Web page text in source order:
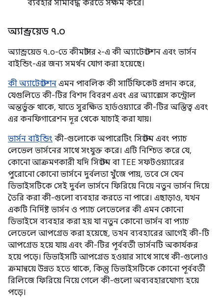
ব্যবহার সীমাবদ্ধ করতে সক্ষম করে।
অ্যান্ড্রয়েড ৭.০
অ্যান্ড্রয়েড ৭.০-তে কীমাস্টার ২-এ কী অ্যাটেস্টেশন এবং ভার্সন
বাইন্ডিং-এর জন্য সমর্থন যোগ করা হয়েছে।
কী অ্যাটেস্টেশন এমন পাবলিক কী সার্টিফিকেট প্রদান করে,
যেগুলিতে কী-টির বিশদ বিবরণ এবং এর অ্যাক্সেস কন্ট্রোল
অন্তর্ভুক্ত থাকে, যাতে সুরক্ষিত হার্ডওয়্যারে কী-টির অস্তিত্ব এবং
এর কনফিগারেশন দূর থেকে যাচাই করা যায়।
ভার্সন বাইন্ডিং কী-গুলোকে অপারেটিং সিস্টেম এবং প্যাচ
লেভেল ভার্সনের সাথে সংযুক্ত করে। এটি নিশ্চিত করে যে,
কোনো আক্রমণকারী যদি সিস্টেম বা TEE সফটওয়্যারের
পুরোনো কোনো ভার্সনে দুর্বলতা খুঁজে পায়, তবে সে যেন
ডিভাইসটিকে সেই দুর্বল ভার্সনে ফিরিয়ে নিয়ে নতুন ভার্সন দিয়ে
তৈরি করা কী-গুলো ব্যবহার করতে না পারে। এছাড়াও, যখন
একটি নির্দিষ্ট ভার্সন ও প্যাচ লেভেলের কী এমন কোনো
ডিভাইসে ব্যবহার করা হয় যা নতুন কোনো ভার্সন বা প্যাচ
লেভেলে আপগ্রেড করা হয়েছে, তখন ব্যবহারের আগেই কী-টি
আপগ্রেড হয়ে যায় এবং কী-টির পূর্ববর্তী ভার্সনটি অকার্যকর
হয়ে পড়ে। ডিভাইসটি আপগ্রেড হওয়ার সাথে সাথে কী-গুলোও
ক্রমান্বয়ে উন্নত হতে থাকে, কিন্তু ডিভাইসটিকে কোনো পূর্ববর্তী
রিলিজে ফিরিয়ে নিয়ে গেলে কী-গুলো অব্যবহারযোগ্য হয়ে
পড়ে।